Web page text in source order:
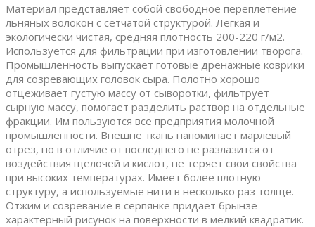
Материал представляет собой свободное переплетение
льняных волокон с сетчатой структурой. Легкая и
экологически чистая, средняя плотность 200-220 г/м2.
Используется для фильтрации при изготовлении творога.
Промышленность выпускает готовые дренажные коврики
для созревающих головок сыра. Полотно хорошо
отцеживает густую массу от сыворотки, фильтрует
сырную массу, помогает разделить раствор на отдельные
фракции. Им пользуются все предприятия молочной
промышленности. Внешне ткань напоминает марлевый
отрез, но в отличие от последнего не разлазится от
воздействия щелочей и кислот, не теряет свои свойства
при высоких температурах. Имеет более плотную
структуру, а используемые нити в несколько раз толще.
Отжим и созревание в серпянке придает брынзе
характерный рисунок на поверхности в мелкий квадратик.